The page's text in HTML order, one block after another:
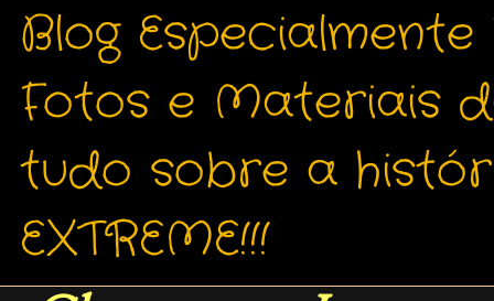
Blog
Fotos e Materiais
tudo sobre a
EXTREME!!!